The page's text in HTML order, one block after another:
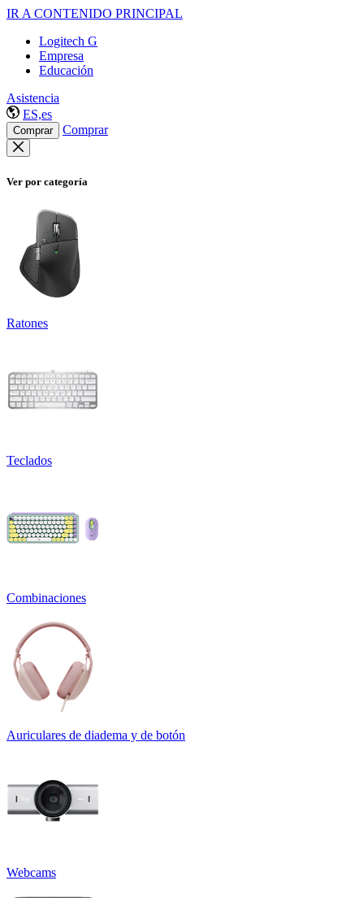
IR A CONTENIDO PRINCIPAL
Logitech G
Empresa
Educación
Asistencia
ES,es
Comprar Comprar
Ver por categoría
Ratones
Teclados
Combinaciones
Auriculares de diadema y de botón
Webcams